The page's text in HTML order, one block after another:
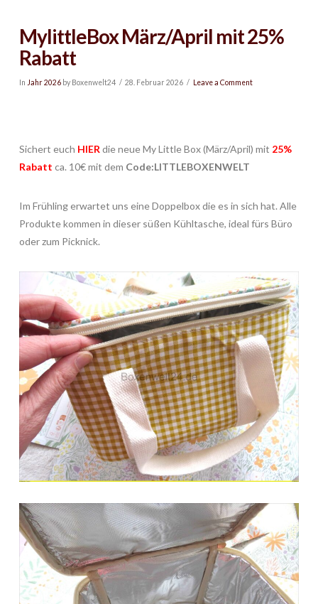
MylittleBox März/April mit 25%
Rabatt
In Jahr 2026by Boxenwelt24 28. Februar 2026 Leave a Comment
Sichert euch HIER die neue My Little Box (März/April) mit 25%
Rabatt ca. 10€ mit dem Code:LITTLEBOXENWELT
Im Frühling erwartet uns eine Doppelbox die es in sich hat. Alle
Produkte kommen in dieser süßen Kühltasche, ideal fürs Büro
oder zum Picknick.